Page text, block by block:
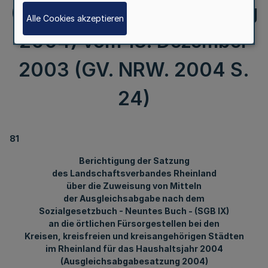
(Ausgleichsabgabesatzung
2004) vom 18. Dezember
2003 (GV. NRW. 2004 S.
24)
81
Berichtigung der Satzung
des Landschaftsverbandes Rheinland
über die Zuweisung von Mitteln
der Ausgleichsabgabe nach dem
Sozialgesetzbuch - Neuntes Buch - (SGB IX)
an die örtlichen Fürsorgestellen bei den
Kreisen, kreisfreien und kreisangehörigen Städten
im Rheinland für das Haushaltsjahr 2004
(Ausgleichsabgabesatzung 2004)
Alle Cookies akzeptieren